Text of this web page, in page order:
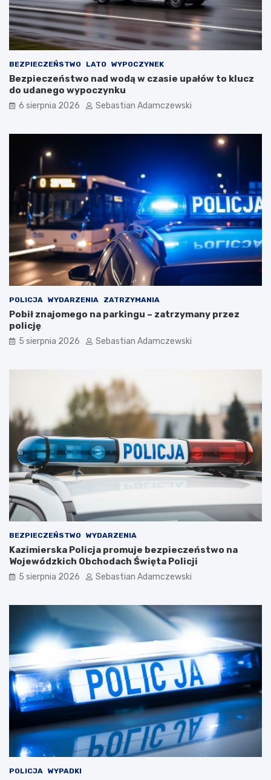
BEZPIECZEŃSTWO LATO WYPOCZYNEK
Bezpieczeństwo nad wodą w czasie upałów to klucz
do udanego wypoczynku
6 sierpnia 2026 Sebastian Adamczewski
POLICJA WYDARZENIA ZATRZYMANIA
Pobił znajomego na parkingu – zatrzymany przez
policję
5 sierpnia 2026 Sebastian Adamczewski
BEZPIECZEŃSTWO WYDARZENIA
Kazimierska Policja promuje bezpieczeństwo na
Wojewódzkich Obchodach Święta Policji
5 sierpnia 2026 Sebastian Adamczewski
POLICJA WYPADKI